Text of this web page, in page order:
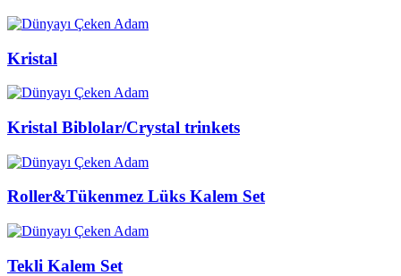
Kristal
Kristal Biblolar/Crystal trinkets
Roller&Tükenmez Lüks Kalem Set
Tekli Kalem Set